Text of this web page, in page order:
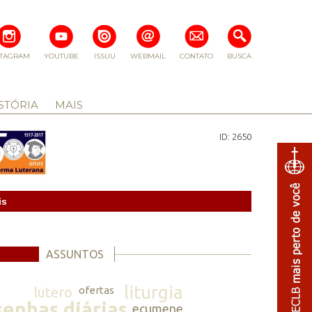
BUSCA
CONTATO
WEBMAIL
ISSUU
YOUTUBE
MAIS
ID: 2650
ASSUNTOS
lutero ofertas liturgia
ecumene